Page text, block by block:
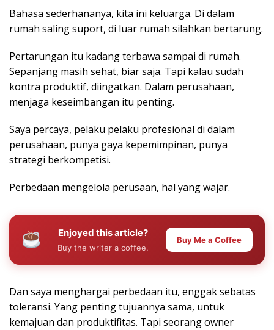
Bahasa sederhananya, kita ini keluarga. Di dalam
rumah saling suport, di luar rumah silahkan bertarung.
Pertarungan itu kadang terbawa sampai di rumah.
Sepanjang masih sehat, biar saja. Tapi kalau sudah
kontra produktif, diingatkan. Dalam perusahaan,
menjaga keseimbangan itu penting.
Saya percaya, pelaku pelaku profesional di dalam
perusahaan, punya gaya kepemimpinan, punya
strategi berkompetisi.
Perbedaan mengelola perusaan, hal yang wajar.
Enjoyed this article?
Buy the writer a coffee.
Buy Me a Coffee
Dan saya menghargai perbedaan itu, enggak sebatas
toleransi. Yang penting tujuannya sama, untuk
kemajuan dan produktifitas. Tapi seorang owner